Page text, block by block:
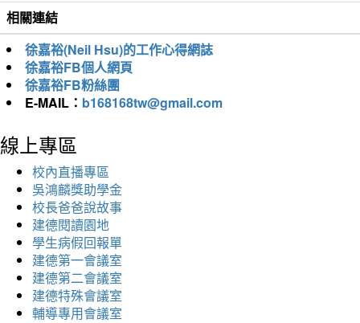
相關連結
徐嘉裕(Neil Hsu)的工作心得網誌
徐嘉裕FB個人網頁
徐嘉裕FB粉絲團
E-MAIL： b168168tw@gmail.com
線上專區
校內直播專區
吳鴻麟獎助學金
校長爸爸說故事
建德閱讀園地
學生病假回報單
建德第一會議室
建德第二會議室
建德特殊會議室
輔導專用會議室